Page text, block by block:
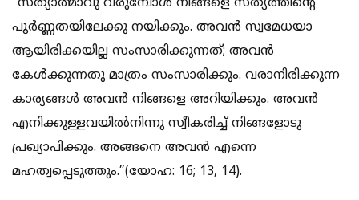
“സത്യാത്മാവു വരുമ്പോള്‍ നിങ്ങളെ സത്യത്തിന്റെ
പൂര്‍ണ്ണതയിലേക്കു നയിക്കും. അവന്‍ സ്വമേധയാ
ആയിരിക്കയില്ല സംസാരിക്കുന്നത്; അവന്‍
കേള്‍ക്കുന്നതു മാത്രം സംസാരിക്കും. വരാനിരിക്കുന്ന
കാര്യങ്ങള്‍ അവന്‍ നിങ്ങളെ അറിയിക്കും. അവന്‍
എനിക്കുള്ളവയില്‍നിന്നു സ്വീകരിച്ച് നിങ്ങളോടു
പ്രഖ്യാപിക്കും. അങ്ങനെ അവന്‍ എന്നെ
മഹത്വപ്പെടുത്തും.”(യോഹ: 16; 13, 14).